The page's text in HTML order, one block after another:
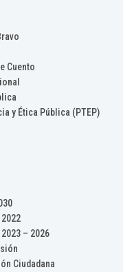
Cuento
y Ética Pública (PTEP)
– 2026
Ciudadana